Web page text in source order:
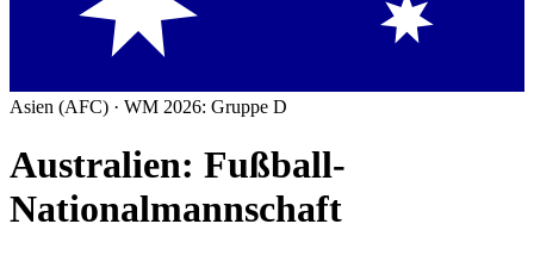
Asien (AFC) · WM 2026: Gruppe D
Australien: Fußball-
Nationalmannschaft